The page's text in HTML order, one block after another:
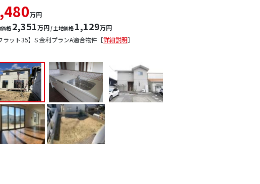
万円
格 2,351万円 / 土地価格 1,129万円
ラット35】S 金利プランA適合物件［詳細説明］